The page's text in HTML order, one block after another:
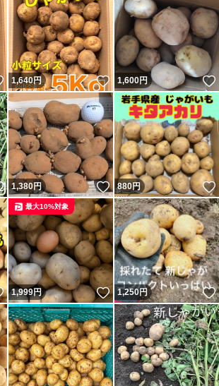
いいね！
1,640円 いいね！
1,600円
いいね！
1,380円 いいね！
880円
いいね！
1,999円 いいね！
最大10%対象
1,250円